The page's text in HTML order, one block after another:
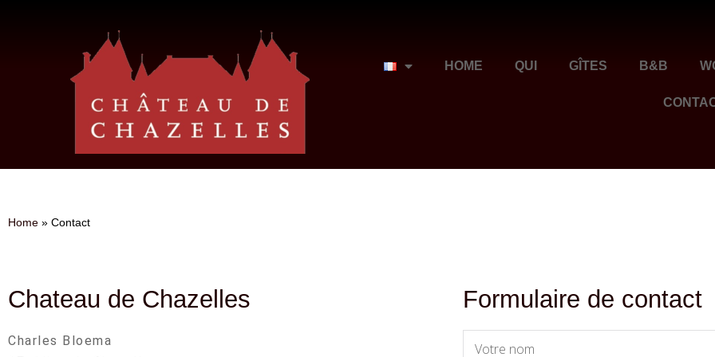
HOME QUI GÎTES B&B
Home » Contact
Chateau de Chazelles
Charles Bloema
Formulaire de contact